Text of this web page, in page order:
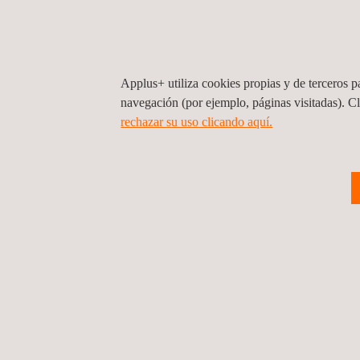
Applus+
nuestras
autoriza a
Applus+ utiliza cookies propias y de terceros
navegación (por ejemplo, páginas visitadas).
rechazar su uso clicando aquí.